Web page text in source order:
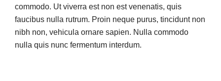
commodo. Ut viverra est non est venenatis, quis
faucibus nulla rutrum. Proin neque purus, tincidunt non
nibh non, vehicula ornare sapien. Nulla commodo
nulla quis nunc fermentum interdum.